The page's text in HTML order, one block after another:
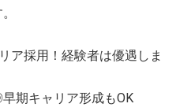
ア採用！経験者は優遇しま
期キャリア形成もOK